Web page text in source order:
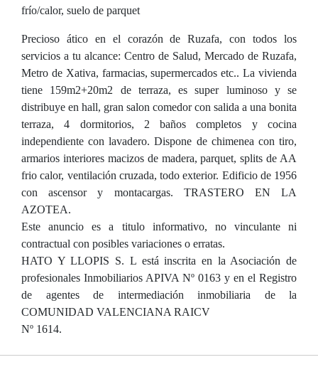
frío/calor, suelo de parquet
Precioso ático en el corazón de Ruzafa, con todos los
servicios a tu alcance: Centro de Salud, Mercado de Ruzafa,
Metro de Xativa, farmacias, supermercados etc.. La vivienda
tiene 159m2+20m2 de terraza, es super luminoso y se
distribuye en hall, gran salon comedor con salida a una bonita
terraza, 4 dormitorios, 2 baños completos y cocina
independiente con lavadero. Dispone de chimenea con tiro,
armarios interiores macizos de madera, parquet, splits de AA
frio calor, ventilación cruzada, todo exterior. Edificio de 1956
con ascensor y montacargas. TRASTERO EN LA
AZOTEA.
Este anuncio es a titulo informativo, no vinculante ni
contractual con posibles variaciones o erratas.
HATO Y LLOPIS S. L está inscrita en la Asociación de
profesionales Inmobiliarios APIVA Nº 0163 y en el Registro
de agentes de intermediación inmobiliaria de la
COMUNIDAD VALENCIANA RAICV
Nº 1614.